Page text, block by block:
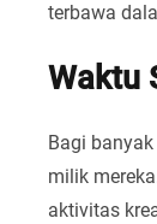
terbawa
Waktu
Bagi
milik
aktivitas